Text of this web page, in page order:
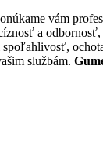
vám
a
službám.